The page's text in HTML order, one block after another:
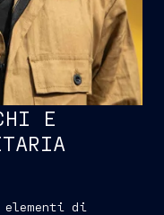
E
elementi di